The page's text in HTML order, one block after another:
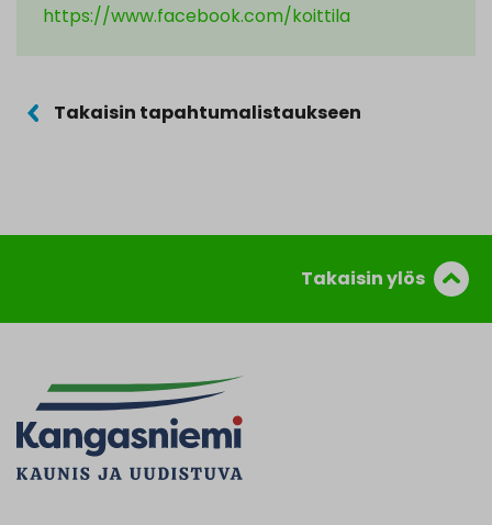
https://www.facebook.com/koittila
Takaisin tapahtumalistaukseen
Takaisin ylös